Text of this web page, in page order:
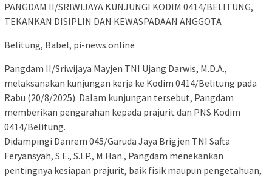
PANGDAM II/SRIWIJAYA KUNJUNGI KODIM 0414/BELITUNG,
TEKANKAN DISIPLIN DAN KEWASPADAAN ANGGOTA
Belitung, Babel, pi-news.online
Pangdam II/Sriwijaya Mayjen TNI Ujang Darwis, M.D.A.,
melaksanakan kunjungan kerja ke Kodim 0414/Belitung pada
Rabu (20/8/2025). Dalam kunjungan tersebut, Pangdam
memberikan pengarahan kepada prajurit dan PNS Kodim
0414/Belitung.
Didampingi Danrem 045/Garuda Jaya Brigjen TNI Safta
Feryansyah, S.E., S.I.P., M.Han., Pangdam menekankan
pentingnya kesiapan prajurit, baik fisik maupun pengetahuan,